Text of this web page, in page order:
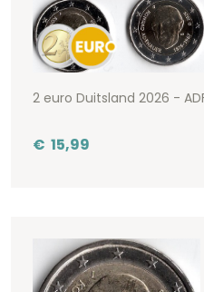
2 euro Duitsland 2026 -
€ 15,99